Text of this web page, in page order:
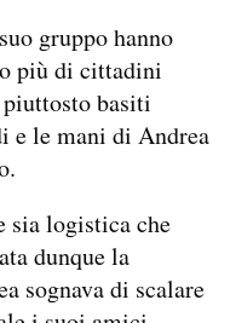
gruppo hanno
più di cittadini
basiti
e le mani di Andrea
sia logistica che
dunque la
sognava di scalare